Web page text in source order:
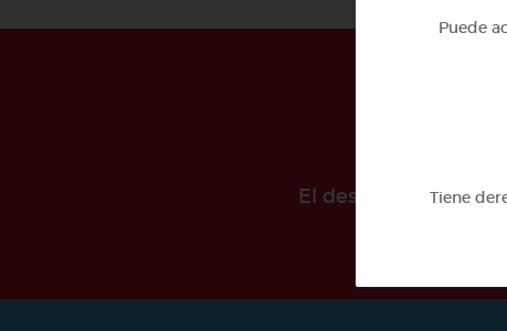
El desarollo de este
Puede
Tiene